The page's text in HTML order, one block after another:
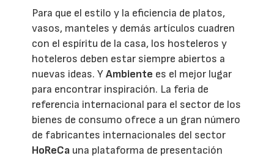
Para que el estilo y la eficiencia de platos,
vasos, manteles y demás artículos cuadren
con el espíritu de la casa, los hosteleros y
hoteleros deben estar siempre abiertos a
nuevas ideas. YAmbiente es el mejor lugar
para encontrar inspiración. La feria de
referencia internacional para el sector de los
bienes de consumo ofrece a un gran número
de fabricantes internacionales del sector
HoReCa una plataforma de presentación